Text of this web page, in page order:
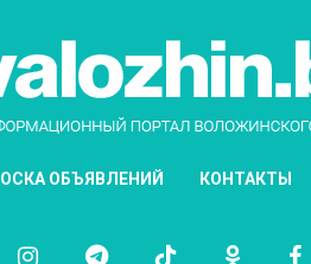
ОБЪЯВЛЕНИЙ КОНТАКТЫ